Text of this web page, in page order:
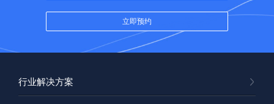
行业解决方案